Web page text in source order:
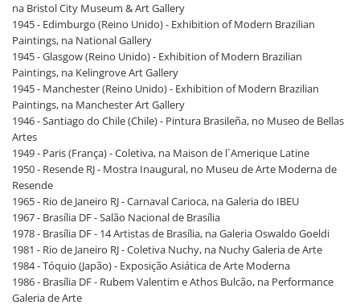
na Bristol City Museum & Art Gallery
1945 - Edimburgo (Reino Unido) - Exhibition of Modern Brazilian
Paintings, na National Gallery
1945 - Glasgow (Reino Unido) - Exhibition of Modern Brazilian
Paintings, na Kelingrove Art Gallery
1945 - Manchester (Reino Unido) - Exhibition of Modern Brazilian
Paintings, na Manchester Art Gallery
1946 - Santiago do Chile (Chile) - Pintura Brasileña, no Museo de Bellas
Artes
1949 - Paris (França) - Coletiva, na Maison de l´Amerique Latine
1950 - Resende RJ - Mostra Inaugural, no Museu de Arte Moderna de
Resende
1965 - Rio de Janeiro RJ - Carnaval Carioca, na Galeria do IBEU
1967 - Brasília DF - Salão Nacional de Brasília
1978 - Brasília DF - 14 Artistas de Brasília, na Galeria Oswaldo Goeldi
1981 - Rio de Janeiro RJ - Coletiva Nuchy, na Nuchy Galeria de Arte
1984 - Tóquio (Japão) - Exposição Asiática de Arte Moderna
1986 - Brasília DF - Rubem Valentim e Athos Bulcão, na Performance
Galeria de Arte